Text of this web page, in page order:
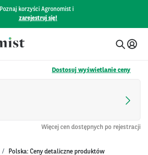
Poznaj korzyści Agronomist i
zarejestruj się!
Dostosuj wyświetlanie ceny
Więcej cen dostępnych po rejestracji
Polska: Ceny detaliczne produktów